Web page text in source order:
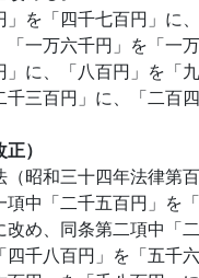
」を「四千七百円」に
「一万六千円」を「
に、「八百円」を「
千三百円」に、「二
）
（昭和三十四年法律第
項中「二千五百円」を
改め、同条第二項中「
四千八百円」を「五千